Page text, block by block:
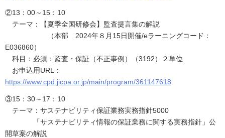
②13：00～15：10
テーマ：【夏季全国研修会】監査提言集の解説
（本部 2024年８月15日開催/eラーニングコード：
E036860）
科目：必須：監査・保証（不正事例）（3192）２単位
お申込用URL：
https://www.cpd.jicpa.or.jp/main/program/361147618
③15：30～17：10
テーマ：サステナビリティ保証業務実務指針5000
「サステナビリティ情報の保証業務に関する実務指針」公
開草案の解説